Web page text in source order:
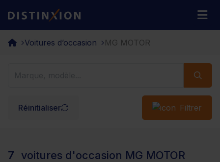
Distinxion
Voitures d’occasion MG MOTOR
Réinitialiser Filtrer
7
voitures d'occasion MG MOTOR